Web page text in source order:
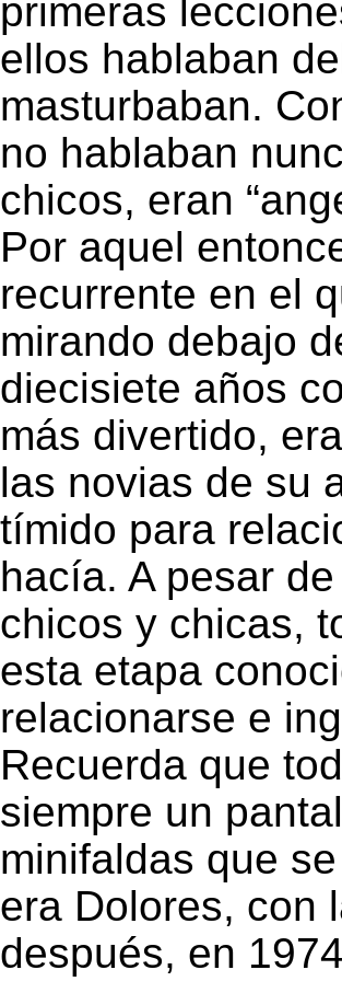
primeras
ellos hablaban
masturbaban.
no hablaban
chicos, eran
Por aquel
recurrente en el
mirando debajo
diecisiete años
más divertido,
las novias de su
tímido para
hacía. A pesar
chicos y chicas,
esta etapa
relacionarse e
Recuerda que
siempre un
minifaldas que
era Dolores, con
después, en